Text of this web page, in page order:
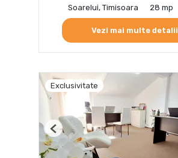
Soarelui, Timisoara
28 mp
Vezi mai multe detalii
Exclusivitate
Previous